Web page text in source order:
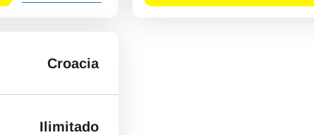
Croacia
Ilimitado